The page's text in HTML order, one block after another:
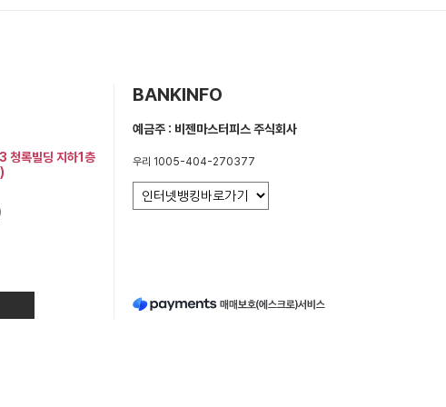
청록빌딩 지하1층
BANKINFO
예금주 : 비젠마스터피스 주식회사
우리 1005-404-270377